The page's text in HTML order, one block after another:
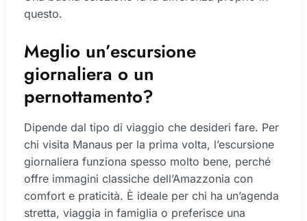
questo.
Meglio un’escursione
giornaliera o un
pernottamento?
Dipende dal tipo di viaggio che desideri fare. Per
chi visita Manaus per la prima volta, l’escursione
giornaliera funziona spesso molto bene, perché
offre immagini classiche dell’Amazzonia con
comfort e praticità. È ideale per chi ha un’agenda
stretta, viaggia in famiglia o preferisce una